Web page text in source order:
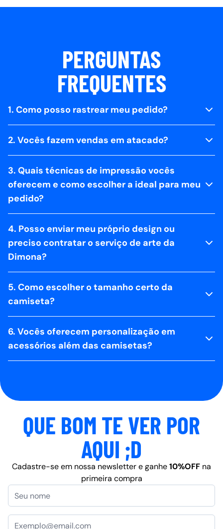
PERGUNTAS
FREQUENTES
1. Como posso rastrear meu pedido?
2. Vocês fazem vendas em atacado?
3. Quais técnicas de impressão vocês
oferecem e como escolher a ideal para meu
pedido?
4. Posso enviar meu próprio design ou
preciso contratar o serviço de arte da
Dimona?
5. Como escolher o tamanho certo da
camiseta?
6. Vocês oferecem personalização em
acessórios além das camisetas?
QUE BOM TE VER POR
AQUI ;D
Cadastre-se em nossa newsletter e ganhe10%OFF na
primeira compra